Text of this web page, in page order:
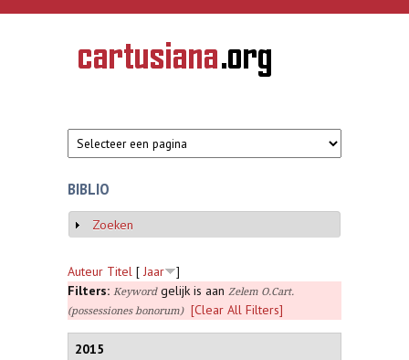
Overslaan en naar de inhoud gaan
CARTUSIANA
Geschiedenis
van de
BIBLIO
Weergeven
Zoeken
Auteur Titel [ Jaar
]
Filters: Keywordgelijk is aan Zelem O.Cart.
(possessiones bonorum)
[Clear All Filters]
2015